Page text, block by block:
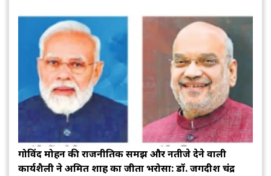
गोविंद मोहन की राजनीतिक समझ और नतीजे देने वाली
कार्यशैली ने अमित शाह का जीता भरोसा: डॉ. जगदीश चंद्र